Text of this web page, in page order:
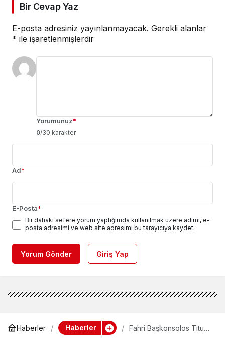
Bir Cevap Yaz
E-posta adresiniz yayınlanmayacak. Gerekli alanlar
* ile işaretlenmişlerdir
Yorumunuz*
0/30 karakter
Ad*
E-Posta*
Bir dahaki sefere yorum yaptığımda kullanılmak üzere adımı, e-
posta adresimi ve web site adresimi bu tarayıcıya kaydet.
Yorum Gönder Giriş Yap
Haberler Haberler
Fahri Başkonsolos Titus